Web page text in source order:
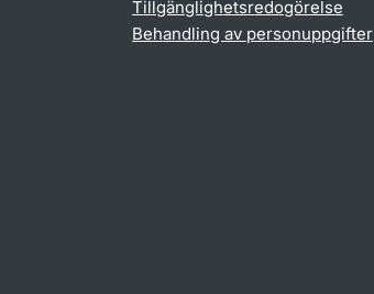
Tillgänglighetsredogörelse
Behandling av personuppgifter